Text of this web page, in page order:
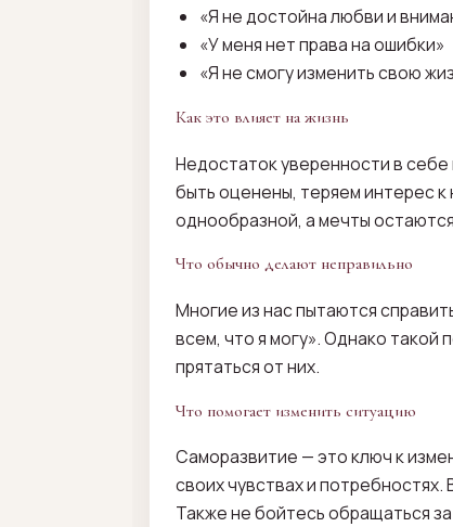
«Я не достойна любви и
«У меня нет права на ошибки»
«Я не смогу изменить свою
Как это влияет на жизнь
Недостаток уверенности в
быть оценены, теряем интерес к
однообразной, а мечты
Что обычно делают неправильно
Многие из нас пытаются
всем, что я могу». Однако такой
прятаться от них.
Что помогает изменить ситуацию
Саморазвитие — это ключ к
своих чувствах и
Также не бойтесь обращаться